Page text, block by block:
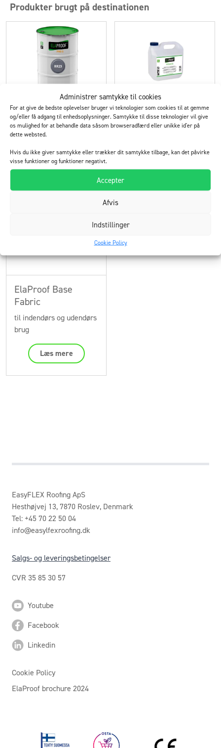
Administrer samtykke til cookies
For at give de bedste oplevelser bruger vi teknologier som cookies til at gemme
og/eller få adgang til enhedsoplysninger. Samtykke til disse teknologier vil give
os mulighed for at behandle data såsom browseradfærd eller unikke id'er på
dette websted.
Hvis du ikke giver samtykke eller trækker dit samtykke tilbage, kan det påvirke
visse funktioner og funktioner negativt.
Accepter
Afvis
Indstillinger
Cookie Policy
Produkter brugt på destinationen
ElaProof PRO S
rullebar og sprøjtebar
Læs mere
ElaProof Primer
til indendørs og udendørs
ElaProof Base
Fabric
til indendørs og udendørs
brug
Læs mere
EasyFLEX Roofing ApS
Hesthøjvej 13, 7870 Roslev, Denmark
Tel: +45 70 22 50 04
info@easylfexroofing.dk
Salgs- og leveringsbetingelser
CVR 35 85 30 57
Youtube
Facebook
Linkedin
Cookie Policy
ElaProof brochure 2024